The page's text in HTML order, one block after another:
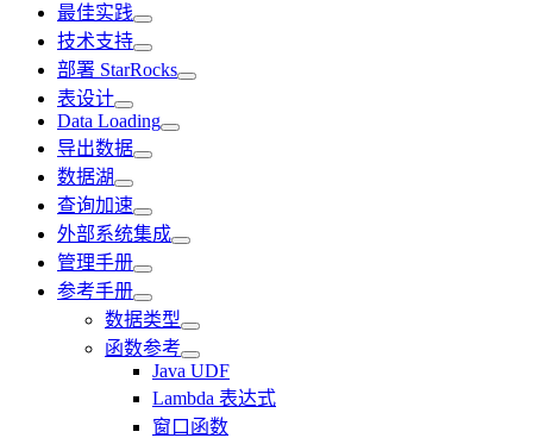
最佳实践
技术支持
部署 StarRocks
表设计
Data Loading
导出数据
数据湖
查询加速
外部系统集成
管理手册
参考手册
数据类型
函数参考
Java UDF
Lambda 表达式
窗口函数